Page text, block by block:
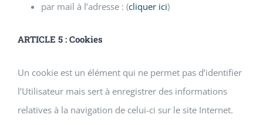
par mail à l’adresse : (cliquer ici)
ARTICLE 5 : Cookies
Un cookie est un élément qui ne permet pas d’identifier
l’Utilisateur mais sert à enregistrer des informations
relatives à la navigation de celui-ci sur le site Internet.